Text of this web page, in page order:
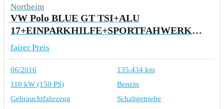
Northeim
VW Polo BLUE GT TSI+ALU
17+EINPARKHILFE+SPORTFAHWERK+TEMPOMAT+RADIO+SPORTSITZE
fairer Preis
06/2016
135.434 km
110 kW (150 PS)
Benzin
Gebrauchtfahrzeug
Schaltgetriebe